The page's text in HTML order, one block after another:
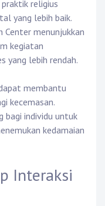
religius
yang lebih baik.
Center menunjukkan
kegiatan
yang lebih rendah.
membantu
kecemasan.
bagi individu untuk
kedamaian
Interaksi